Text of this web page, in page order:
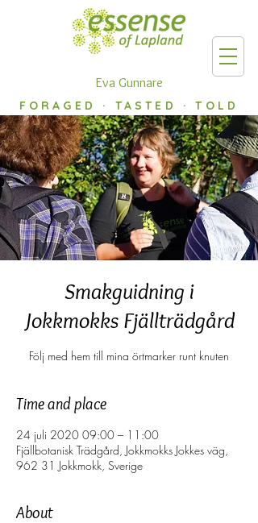
Eva Gunnare
FORAGED · TASTED · TOLD
Smakguidning i
Jokkmokks Fjällträdgård
Följ med hem till mina örtmarker runt knuten
Time and place
24 juli 2020 09:00 – 11:00
Fjällbotanisk Trädgård, Jokkmokks Jokkes väg,
962 31 Jokkmokk, Sverige
About